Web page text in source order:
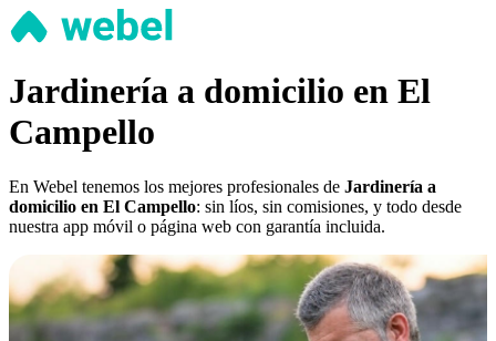
Jardinería a domicilio en El
Campello
En Webel tenemos los mejores profesionales de Jardinería a
domicilio en El Campello: sin líos, sin comisiones, y todo desde
nuestra app móvil o página web con garantía incluida.